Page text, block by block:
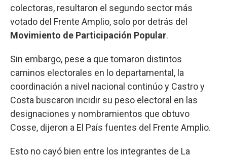
colectoras, resultaron el segundo sector más
votado del Frente Amplio, solo por detrás del
Movimiento de Participación Popular.
Sin embargo, pese a que tomaron distintos
caminos electorales en lo departamental, la
coordinación a nivel nacional continúo y Castro y
Costa buscaron incidir su peso electoral en las
designaciones y nombramientos que obtuvo
Cosse, dijeron a El País fuentes del Frente Amplio.
Esto no cayó bien entre los integrantes de La